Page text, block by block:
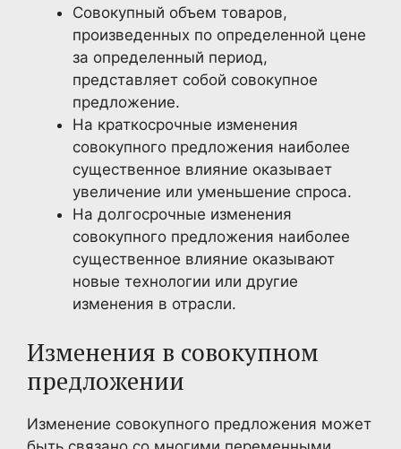
Совокупный объем товаров,
произведенных по определенной цене
за определенный период,
представляет собой совокупное
предложение.
На краткосрочные изменения
совокупного предложения наиболее
существенное влияние оказывает
увеличение или уменьшение спроса.
На долгосрочные изменения
совокупного предложения наиболее
существенное влияние оказывают
новые технологии или другие
изменения в отрасли.
Изменения в совокупном
предложении
Изменение совокупного предложения может